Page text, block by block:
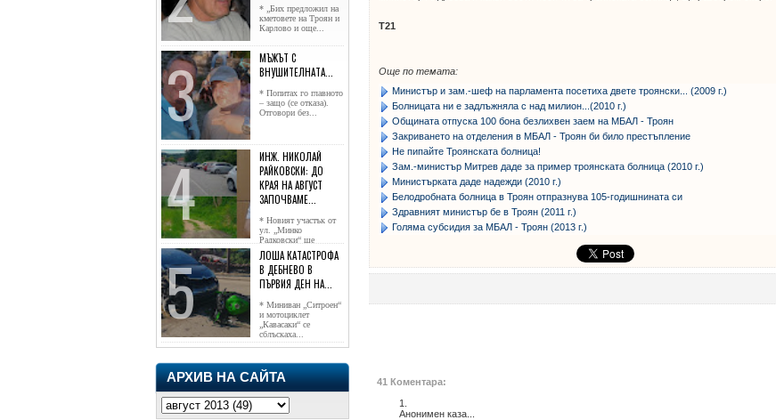
* „Бих предложил на
кметовете на Троян и
Карлово и още...
МЪЖЪТ С
ВНУШИТЕЛНАТА...
* Попитах го главното
– защо (се отказа).
Отговори без...
ИНЖ. НИКОЛАЙ
РАЙКОВСКИ: ДО
КРАЯ НА АВГУСТ
ЗАПОЧВАМЕ...
* Новият участък от
ул. „Минко
Радковски“ ще
достигне жк...
ЛОША КАТАСТРОФА
В ДЕБНЕВО В
ПЪРВИЯ ДЕН НА...
* Миниван „Ситроен“
и мотоциклет
„Кавасаки“ се
сблъскаха...
АРХИВ НА САЙТА
Т21
Още по темата:
Министър и зам.-шеф на парламента посетиха двете троянски... (2009 г.)
Болницата ни е задлъжняла с над милион...(2010 г.)
Общината отпуска 100 бона безлихвен заем на МБАЛ - Троян
Закриването на отделения в МБАЛ - Троян би било престъпление
Не пипайте Троянската болница!
Зам.-министър Митрев даде за пример троянската болница (2010 г.)
Министърката даде надежди (2010 г.)
Белодробната болница в Троян отпразнува 105-годишнината си
Здравният министър бе в Троян (2011 г.)
Голяма субсидия за МБАЛ - Троян (2013 г.)
41 Коментара:
1.
Анонимен каза...